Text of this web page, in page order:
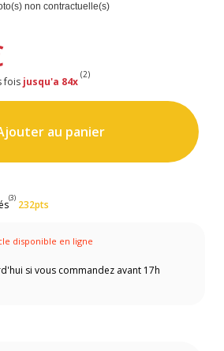
non contractuelle(s)
fois jusqu'a 84x
(2)
au panier
(3)
232pts
disponible en ligne
si vous commandez avant 17h